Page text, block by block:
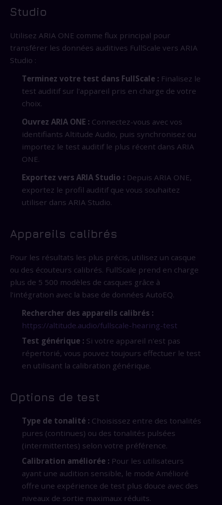
Studio
Utilisez ARIA ONE comme flux principal pour
transférer les données auditives FullScale vers ARIA
Studio :
Terminez votre test dans FullScale : Finalisez le
test auditif sur l'appareil pris en charge de votre
choix.
Ouvrez ARIA ONE : Connectez-vous avec vos
identifiants Altitude Audio, puis synchronisez ou
importez le test auditif le plus récent dans ARIA
ONE.
Exportez vers ARIA Studio : Depuis ARIA ONE,
exportez le profil auditif que vous souhaitez
utiliser dans ARIA Studio.
Appareils calibrés
Pour les résultats les plus précis, utilisez un casque
ou des écouteurs calibrés. FullScale prend en charge
plus de 5 500 modèles de casques grâce à
l'intégration avec la base de données AutoEQ.
Rechercher des appareils calibrés :
https://altitude.audio/fullscale-hearing-test
Test générique : Si votre appareil n'est pas
répertorié, vous pouvez toujours effectuer le test
en utilisant la calibration générique.
Options de test
Type de tonalité : Choisissez entre des tonalités
pures (continues) ou des tonalités pulsées
(intermittentes) selon votre préférence.
Calibration améliorée : Pour les utilisateurs
ayant une audition sensible, le mode Amélioré
offre une expérience de test plus douce avec des
niveaux de sortie maximaux réduits.